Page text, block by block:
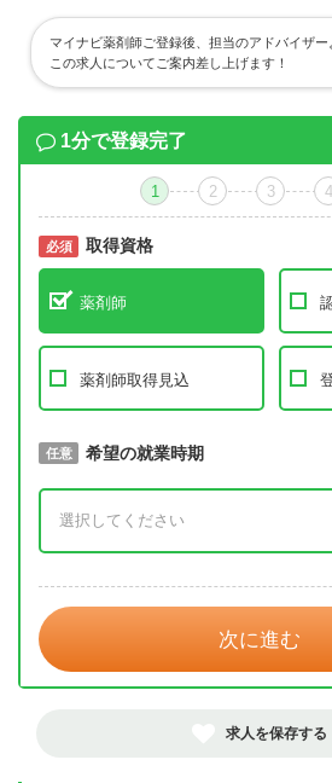
マイナビ薬剤師ご登録後、担当のアドバイザー
この求人についてご案内差し上げます！
1分で登録完了
1 2 3 4
必須 取得資格
薬剤師
薬剤師取得見込
必須 取得予定年
任意 希望の就業時期
次に進む
求人を保存する